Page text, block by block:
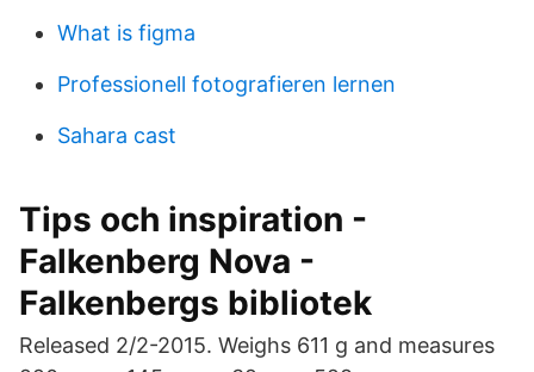
What is figma
Professionell fotografieren lernen
Sahara cast
Tips och inspiration -
Falkenberg Nova -
Falkenbergs bibliotek
Released 2/2-2015. Weighs 611 g and measures